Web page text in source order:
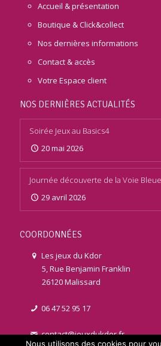
Accueil & présentation
Boutique & Click&collect
Nos dernières informations
Contact & accès
Votre Espace client
NOS DERNIÈRES ACTUALITÉS
Soirée Jeux au Basics4
20 mai 2026
Journée découverte de la Voie Bleue
29 avril 2026
COORDONNÉES
Les jeux du Kdor
5, Rue Benjamin Franklin
26120 Malissard
06 47 52 95 17
contact@jeuxdukdor.fr
Nous utilisons des cookies pour